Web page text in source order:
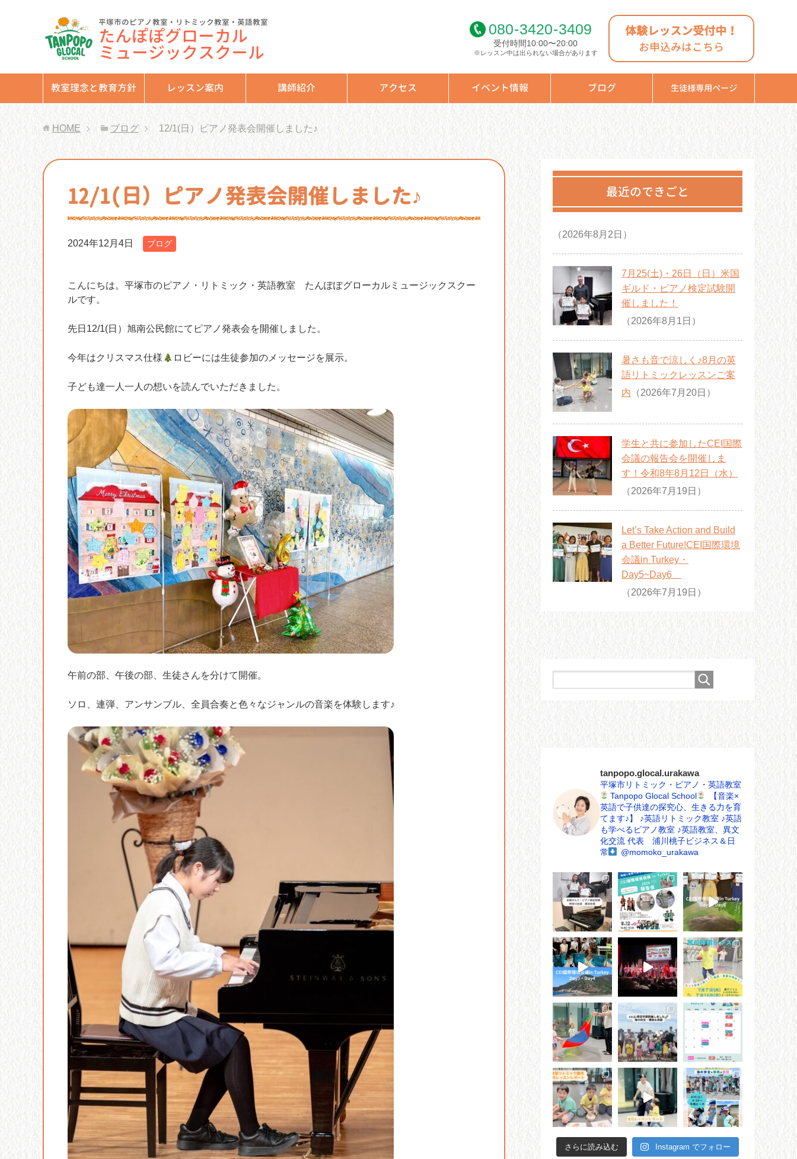
平塚市のピアノ教室・リトミック教室・英語教室
たんぽぽグローカル
ミュージックスクール
080-3420-3409
受付時間10:00〜20:00
※レッスン中は出られない場合があります
体験レッスン受付中！
お申込みはこちら
教室理念と教育方針 レッスン案内 講師紹介 アクセス イベント情報 ブログ 生徒様専用ページ
HOME ブログ 12/1(日）ピアノ発表会開催しました♪
12/1(日）ピアノ発表会開催しました♪
2024年12月4日 ブログ
こんにちは。平塚市のピアノ・リトミック・英語教室 たんぽぽグローカルミュージックスクー
ルです。
先日12/1(日）旭南公民館にてピアノ発表会を開催しました。
今年はクリスマス仕様 ロビーには生徒参加のメッセージを展示。
子ども達一人一人の想いを読んでいただきました。
午前の部、午後の部、生徒さんを分けて開催。
ソロ、連弾、アンサンブル、全員合奏と色々なジャンルの音楽を体験します♪
最近のできごと
（2026年8月2日）
7月25(土)・26日（日）米国
ギルド・ピアノ検定試験開
催しました！
（2026年8月1日）
暑さも音で涼しく♪8月の英
語リトミックレッスンご案
内 （2026年7月20日）
学生と共に参加したCEI国際
会議の報告会を開催しま
す！令和8年8月12日（水）
（2026年7月19日）
Let’s Take Action and Build
a Better Future!CEI国際環境
会議in Turkey・
Day5~Day6
（2026年7月19日）
tanpopo.glocal.urakawa
平塚市リトミック・ピアノ・英語教室
Tanpopo Glocal School
【音楽×
英語で子供達の探究心、生きる力を育
てます♪】
♪英語リトミック教室 ♪英語
も学べるピアノ教室 ♪英語教室、異文
化交流 代表 浦川桃子ビジネス＆日
常
@momoko_urakawa
さらに読み込む Instagram でフォロー